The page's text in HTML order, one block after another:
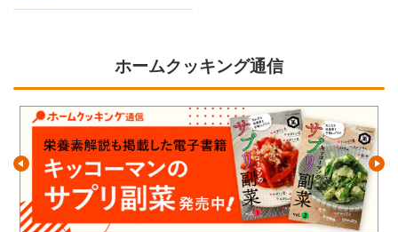
ホームクッキング通信